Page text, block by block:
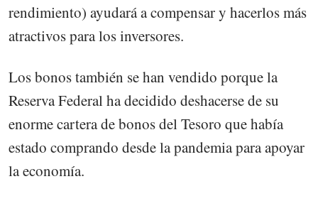
rendimiento) ayudará a compensar y hacerlos más
atractivos para los inversores.
Los bonos también se han vendido porque la
Reserva Federal ha decidido deshacerse de su
enorme cartera de bonos del Tesoro que había
estado comprando desde la pandemia para apoyar
la economía.